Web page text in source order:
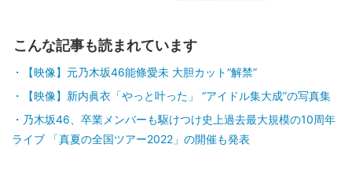
こんな記事も読まれています
【映像】元乃木坂46能條愛未 大胆カット“解禁”
【映像】新内眞衣「やっと叶った」 “アイドル集大成”の写真集
乃木坂46、卒業メンバーも駆けつけ史上過去最大規模の10周年
ライブ 「真夏の全国ツアー2022」の開催も発表